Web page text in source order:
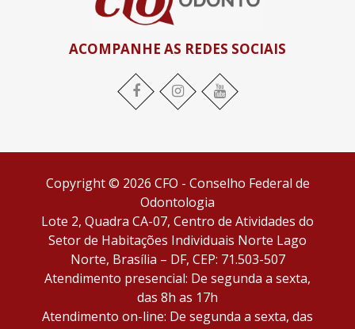
ACOMPANHE AS REDES SOCIAIS
Facebook Instagram YouTube
Copyright © 2026 CFO - Conselho Federal de
Odontologia
Lote 2, Quadra CA-07, Centro de Atividades do
Setor de Habitações Individuais Norte Lago
Norte, Brasília – DF, CEP: 71.503-507
Atendimento presencial: De segunda a sexta,
das 8h as 17h
Atendimento on-line: De segunda a sexta, das